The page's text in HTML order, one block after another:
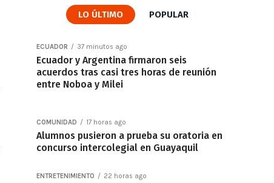
LO ÚLTIMO POPULAR
ECUADOR 37 minutos ago
Ecuador y Argentina firmaron seis
acuerdos tras casi tres horas de reunión
entre Noboa y Milei
COMUNIDAD 17 horas ago
Alumnos pusieron a prueba su oratoria en
concurso intercolegial en Guayaquil
ENTRETENIMIENTO 22 horas ago